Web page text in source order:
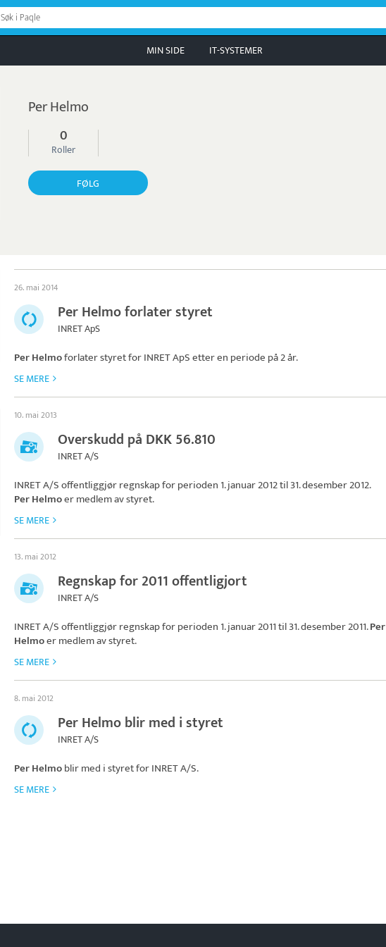
Søk i Paqle
MIN SIDE IT-SYSTEMER
Per Helmo
0
Roller
FØLG
26. mai 2014
Per Helmo forlater styret
INRET ApS
Per Helmoforlater styret forINRET ApSetter en periode på 2 år.
SE MERE
10. mai 2013
Overskudd på DKK 56.810
INRET A/S
INRET A/Soffentliggjør regnskap for perioden 1. januar 2012 til 31. desember 2012.
Per Helmoer medlem av styret.
SE MERE
13. mai 2012
Regnskap for 2011 offentligjort
INRET A/S
INRET A/Soffentliggjør regnskap for perioden 1. januar 2011 til 31. desember 2011.Per
Helmoer medlem av styret.
SE MERE
8. mai 2012
Per Helmo blir med i styret
INRET A/S
Per Helmoblir med i styret forINRET A/S.
SE MERE